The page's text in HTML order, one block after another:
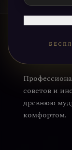
советов и
древнюю
комфортом.